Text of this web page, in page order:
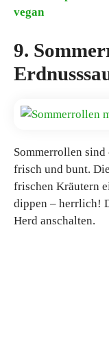
vegan
9.
Sommerrollen sind
frisch und bunt.
frischen Kräutern
dippen – herrlich!
Herd anschalten.